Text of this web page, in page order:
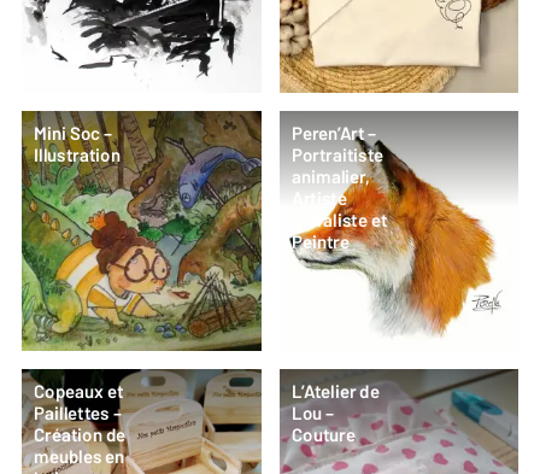
Mini Soc –
Illustration
Peren’Art –
Portraitiste
animalier,
Artiste
muraliste et
Peintre
Copeaux et
Paillettes –
Création de
meubles en
L’Atelier de
Lou –
Couture